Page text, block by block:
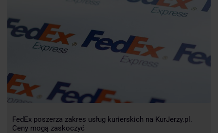
efektywności operacyjnej oraz zapewnienie
wysokiego poziomu świadczonych usług. Dodatkowo
przewoźnik UPS wprowadzi nowe opłaty opisane …
FedEx poszerza zakres usług kurierskich na KurJerzy.pl.
Ceny mogą zaskoczyć